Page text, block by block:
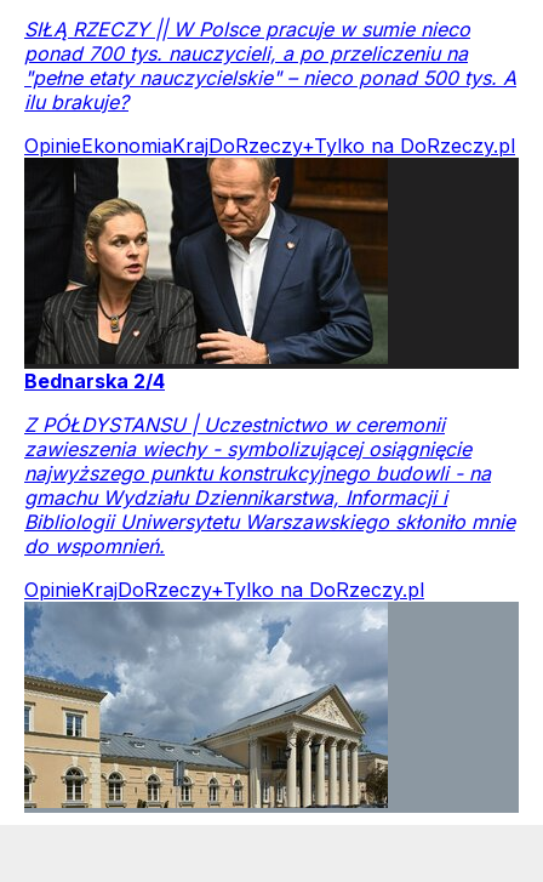
SIŁĄ RZECZY || W Polsce pracuje w sumie nieco
ponad 700 tys. nauczycieli, a po przeliczeniu na
"pełne etaty nauczycielskie" – nieco ponad 500 tys. A
ilu brakuje?
OpinieEkonomiaKrajDoRzeczy+Tylko na DoRzeczy.pl
Bednarska 2/4
Z PÓŁDYSTANSU | Uczestnictwo w ceremonii
zawieszenia wiechy - symbolizującej osiągnięcie
najwyższego punktu konstrukcyjnego budowli - na
gmachu Wydziału Dziennikarstwa, Informacji i
Bibliologii Uniwersytetu Warszawskiego skłoniło mnie
do wspomnień.
OpinieKrajDoRzeczy+Tylko na DoRzeczy.pl